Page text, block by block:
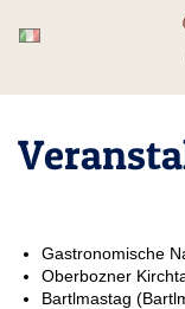
Gastronomische
Oberbozner
Bartlmastag